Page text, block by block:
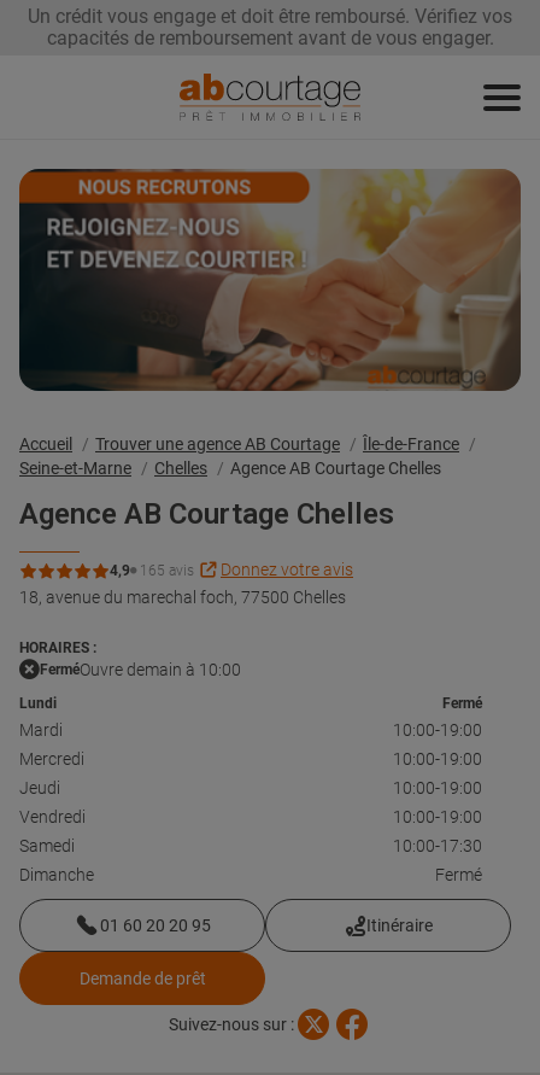
Un crédit vous engage et doit être remboursé. Vérifiez vos
capacités de remboursement avant de vous engager.
Demandez
votre prêt
Renégociez
votre taux
Trouvez
une agence
franchisé
Accueil Trouver une agence AB Courtage
Île-de-France
Seine-et-Marne
Chelles Agence AB Courtage Chelles
Agence AB Courtage Chelles
4,9 165 avis
Donnez votre avis
18, avenue du marechal foch, 77500 Chelles
HORAIRES :
FerméOuvre demain à 10:00
Lundi Fermé
Mardi
10:00-19:00
Mercredi
10:00-19:00
Jeudi
10:00-19:00
Vendredi
10:00-19:00
Samedi
10:00-17:30
Dimanche
Fermé
01 60 20 20 95 Itinéraire
Demande de prêt
Suivez-nous sur :